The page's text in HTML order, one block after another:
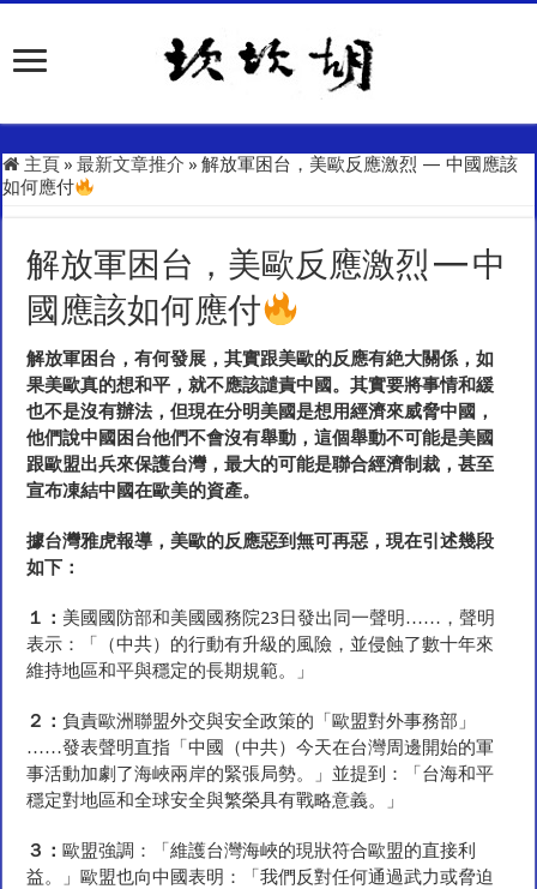
主頁 » 最新文章推介 » 解放軍困台，美歐反應激烈 — 中國應該
如何應付
解放軍困台，美歐反應激烈 — 中
國應該如何應付
解放軍困台，有何發展，其實跟美歐的反應有絶大關係，如
果美歐真的想和平，就不應該譴責中國。其實要將事情和緩
也不是沒有辦法，但現在分明美國是想用經濟來威脅中國，
他們說中國困台他們不會沒有舉動，這個舉動不可能是美國
跟歐盟出兵來保護台灣，最大的可能是聯合經濟制裁，甚至
宣布凍結中國在歐美的資產。
據台灣雅虎報導，美歐的反應惡到無可再惡，現在引述幾段
如下：
１： 美國國防部和美國國務院23日發出同一聲明……，聲明
表示：「（中共）的行動有升級的風險，並侵蝕了數十年來
維持地區和平與穩定的長期規範。」
２： 負責歐洲聯盟外交與安全政策的「歐盟對外事務部」
……發表聲明直指「中國（中共）今天在台灣周邊開始的軍
事活動加劇了海峽兩岸的緊張局勢。」並提到：「台海和平
穩定對地區和全球安全與繁榮具有戰略意義。」
３：歐盟強調：「維護台灣海峽的現狀符合歐盟的直接利
益。」歐盟也向中國表明：「我們反對任何通過武力或脅迫